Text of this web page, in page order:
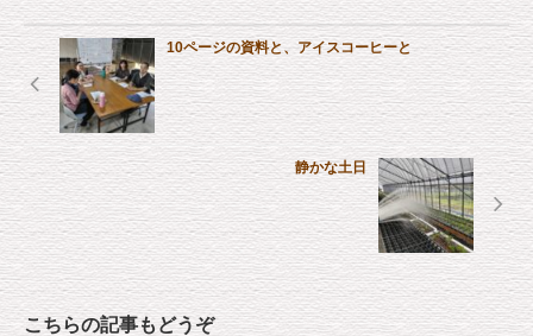
10ページの資料と、アイスコーヒーと
静かな土日
こちらの記事もどうぞ